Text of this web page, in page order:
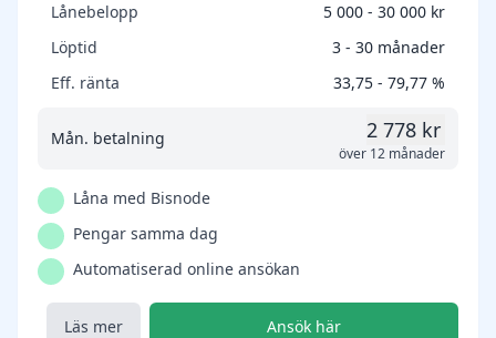
Lånebelopp
5 000 - 30 000 kr
Löptid
3 - 30 månader
Eff. ränta
33,75 - 79,77 %
Mån. betalning 2 778 kr
över 12 månader
Låna med Bisnode
Pengar samma dag
Automatiserad online ansökan
Läs mer Ansök här